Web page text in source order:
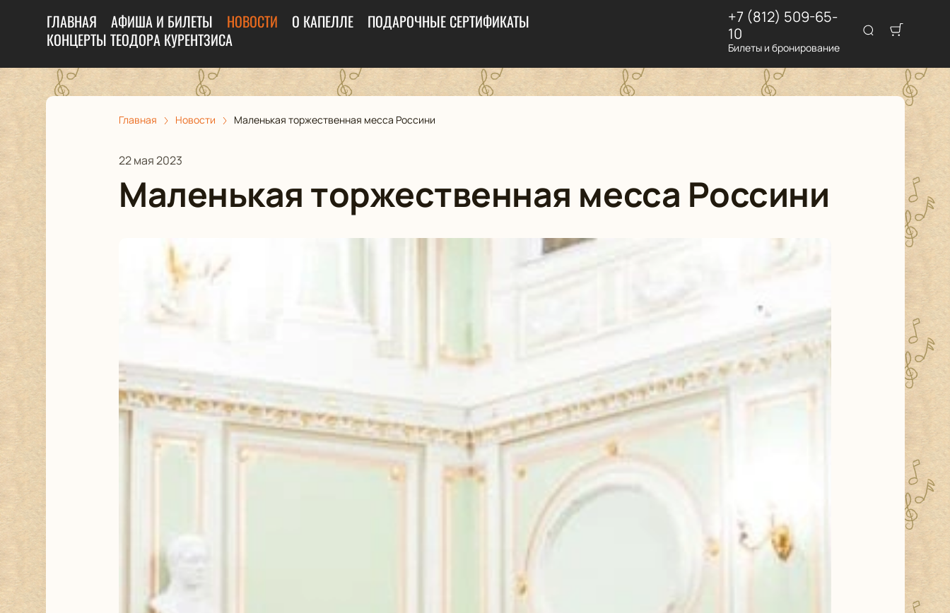
ГЛАВНАЯ АФИША И БИЛЕТЫ НОВОСТИ О КАПЕЛЛЕ
ПОДАРОЧНЫЕ СЕРТИФИКАТЫ
КОНЦЕРТЫ ТЕОДОРА КУРЕНТЗИСА
+7 (812) 509-65-
10
Билеты и бронирование
Главная Новости Маленькая торжественная месса Россини
22 мая 2023
Маленькая торжественная месса Россини